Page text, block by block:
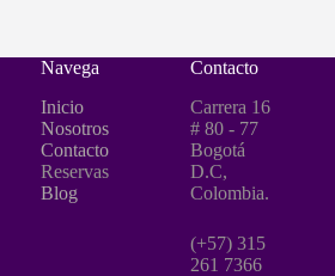
Navega
Inicio
Nosotros
Contacto
Reservas
Blog
Contacto
Carrera 16
# 80 - 77
Bogotá
D.C,
Colombia.
(+57) 315
261 7366